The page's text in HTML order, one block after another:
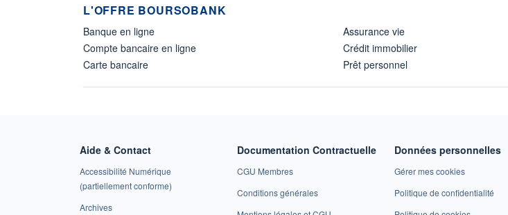
L'OFFRE BOURSOBANK
Banque en ligne
Compte bancaire en ligne
Carte bancaire
Assurance vie
Crédit immobilier
Prêt personnel
Aide & Contact
Accessibilité Numérique
(partiellement conforme)
Archives
Documentation Contractuelle
CGU Membres
Conditions générales
Données personnelles
Gérer mes cookies
Politique de confidentialité